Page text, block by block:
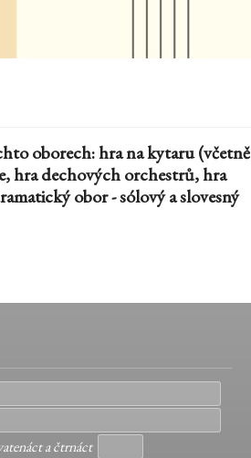
oborech: hra na kytaru (včetně
hra dechových orchestrů, hra
obor - sólový a slovesný
a čtrnáct